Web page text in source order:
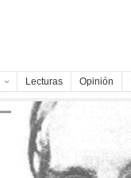
Lecturas Opinión